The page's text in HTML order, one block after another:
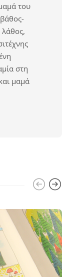
του
στη
μαμά